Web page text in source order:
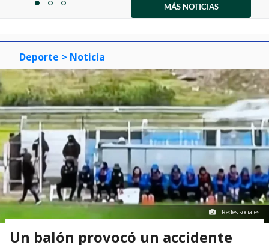
itemitemitem
MÁS NOTICIAS
Deporte > Noticia
Redes sociales
Un balón provocó un accidente